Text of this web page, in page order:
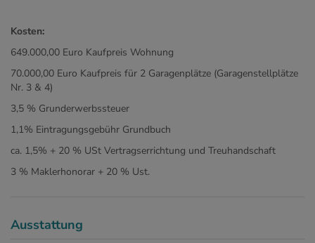
Kosten:
649.000,00 Euro Kaufpreis Wohnung
70.000,00 Euro Kaufpreis für 2 Garagenplätze (Garagenstellplätze
Nr. 3 & 4)
3,5 % Grunderwerbssteuer
1,1% Eintragungsgebühr Grundbuch
ca. 1,5% + 20 % USt Vertragserrichtung und Treuhandschaft
3 % Maklerhonorar + 20 % Ust.
Ausstattung